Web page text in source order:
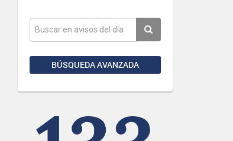
BÚSQUEDA AVANZADA